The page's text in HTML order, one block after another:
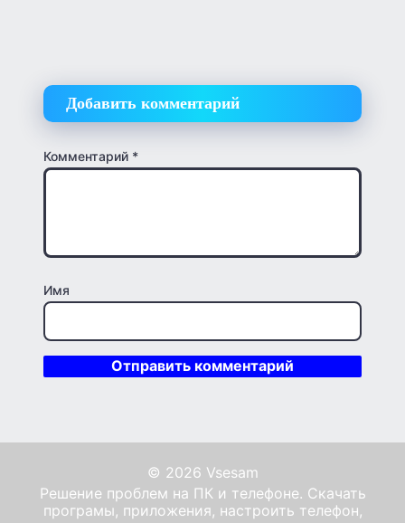
Добавить комментарий
Комментарий *
Имя
© 2026 Vsesam
Решение проблем на ПК и телефоне. Скачать
програмы, приложения, настроить телефон,